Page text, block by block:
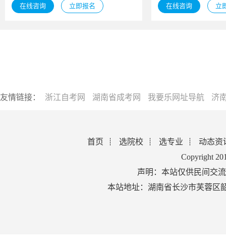
在线咨询 立即报名 在线咨询 立
友情链接： 浙江自考网 湖南省成考网 我要乐网址导航 济
首页 选院校 选专业
动态资
Copyright
声明：本站仅供民间交
本站地址：湖南省长沙市芙蓉区